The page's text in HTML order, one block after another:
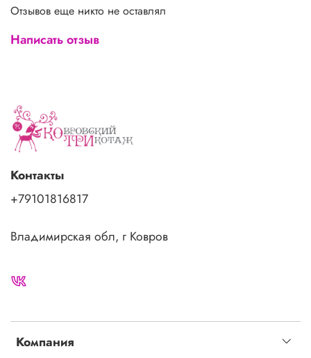
Отзывов еще никто не оставлял
Написать отзыв
Компания
Контакты
+79101816817
Владимирская обл, г Ковров